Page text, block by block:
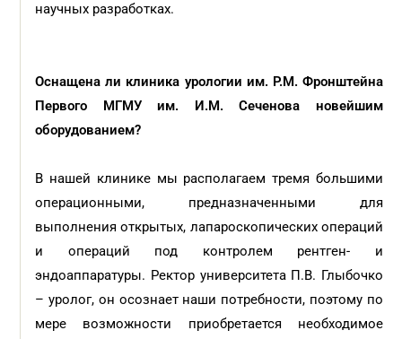
научных разработках.
Оснащена ли клиника урологии им. Р.М. Фронштейна
Первого МГМУ им. И.М. Сеченова новейшим
оборудованием?
В нашей клинике мы располагаем тремя большими
операционными, предназначенными для
выполнения открытых, лапароскопических операций
и операций под контролем рентген- и
эндоаппаратуры. Ректор университета П.В. Глыбочко
– уролог, он осознает наши потребности, поэтому по
мере возможности приобретается необходимое